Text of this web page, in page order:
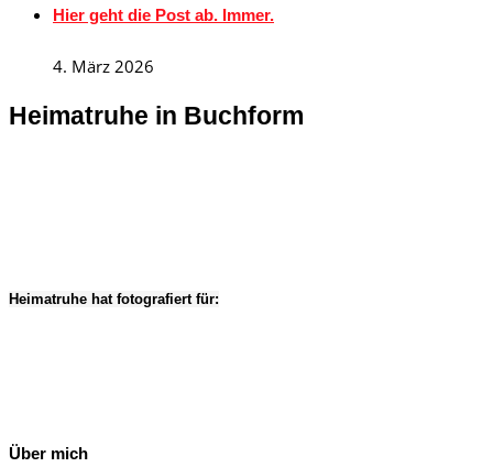
Hier geht die Post ab. Immer.
4. März 2026
Heimatruhe in Buchform
Heimatruhe hat fotografiert für:
Über mich